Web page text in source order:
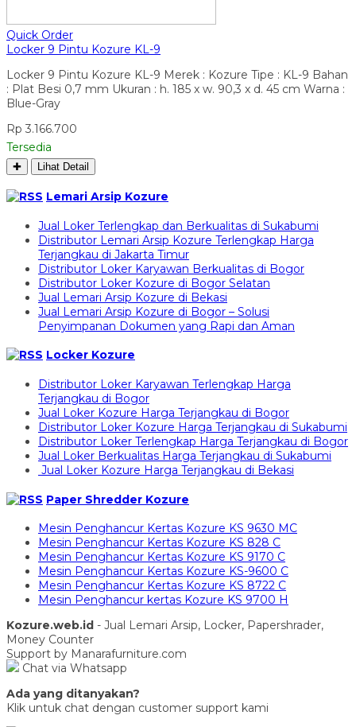
Quick Order
Locker 9 Pintu Kozure KL-9
Locker 9 Pintu Kozure KL-9 Merek : Kozure Tipe : KL-9 Bahan
: Plat Besi 0,7 mm Ukuran : h. 185 x w. 90,3 x d. 45 cm Warna :
Blue-Gray
Rp 3.166.700
Tersedia
✚ Lihat Detail
Lemari Arsip Kozure
Jual Loker Terlengkap dan Berkualitas di Sukabumi
Distributor Lemari Arsip Kozure Terlengkap Harga
Terjangkau di Jakarta Timur
Distributor Loker Karyawan Berkualitas di Bogor
Distributor Loker Kozure di Bogor Selatan
Jual Lemari Arsip Kozure di Bekasi
Jual Lemari Arsip Kozure di Bogor – Solusi
Penyimpanan Dokumen yang Rapi dan Aman
Locker Kozure
Distributor Loker Karyawan Terlengkap Harga
Terjangkau di Bogor
Jual Loker Kozure Harga Terjangkau di Bogor
Distributor Loker Kozure Harga Terjangkau di Sukabumi
Distributor Loker Terlengkap Harga Terjangkau di Bogor
Jual Loker Berkualitas Harga Terjangkau di Sukabumi
Jual Loker Kozure Harga Terjangkau di Bekasi
Paper Shredder Kozure
Mesin Penghancur Kertas Kozure KS 9630 MC
Mesin Penghancur Kertas Kozure KS 828 C
Mesin Penghancur Kertas Kozure KS 9170 C
Mesin Penghancur Kertas Kozure KS-9600 C
Mesin Penghancur Kertas Kozure KS 8722 C
Mesin Penghancur kertas Kozure KS 9700 H
Kozure.web.id - Jual Lemari Arsip, Locker, Papershrader,
Money Counter
Support by Manarafurniture.com
Chat via Whatsapp
Ada yang ditanyakan?
Klik untuk chat dengan customer support kami